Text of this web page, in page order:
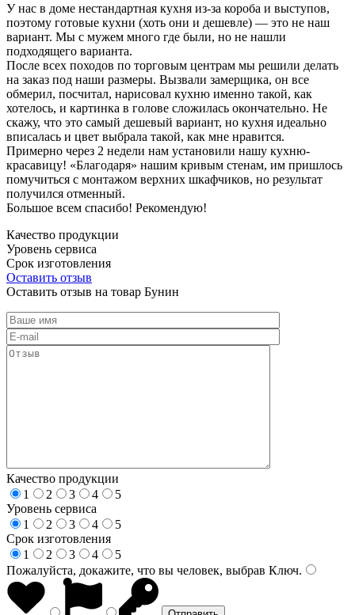
У нас в доме нестандартная кухня из-за короба и выступов,
поэтому готовые кухни (хоть они и дешевле) — это не наш
вариант. Мы с мужем много где были, но не нашли
подходящего варианта.
После всех походов по торговым центрам мы решили делать
на заказ под наши размеры. Вызвали замерщика, он все
обмерил, посчитал, нарисовал кухню именно такой, как
хотелось, и картинка в голове сложилась окончательно. Не
скажу, что это самый дешевый вариант, но кухня идеально
вписалась и цвет выбрала такой, как мне нравится.
Примерно через 2 недели нам установили нашу кухню-
красавицу! «Благодаря» нашим кривым стенам, им пришлось
помучиться с монтажом верхних шкафчиков, но результат
получился отменный.
Большое всем спасибо! Рекомендую!
Качество продукции
Уровень сервиса
Срок изготовления
Оставить отзыв
Оставить отзыв на товар Бунин
Качество продукции
1
2 3 4
5
Уровень сервиса
1
2 3 4
5
Срок изготовления
1
2 3 4
5
Пожалуйста, докажите, что вы человек, выбрав Ключ.